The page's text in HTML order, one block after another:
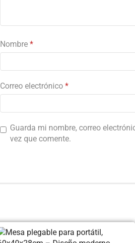
Nombre *
Correo electrónico *
Guarda mi nombre, correo
vez que comente.